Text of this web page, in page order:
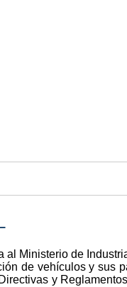
Ministerio de
de vehículos y sus
y